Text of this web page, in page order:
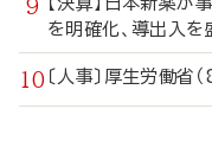
を明確化、導出入を
〔人事〕厚生労働